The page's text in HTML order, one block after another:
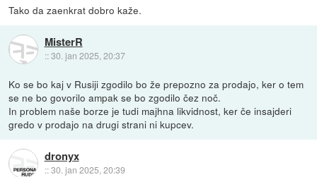
Tako da zaenkrat dobro kaže.
MisterR
::30. jan 2025, 20:37
Ko se bo kaj v Rusiji zgodilo bo že prepozno za prodajo, ker o tem
se ne bo govorilo ampak se bo zgodilo čez noč.
In problem naše borze je tudi majhna likvidnost, ker če insajderi
gredo v prodajo na drugi strani ni kupcev.
dronyx
::30. jan 2025, 20:39